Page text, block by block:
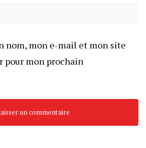
nom, mon e-mail et mon site
pour mon prochain